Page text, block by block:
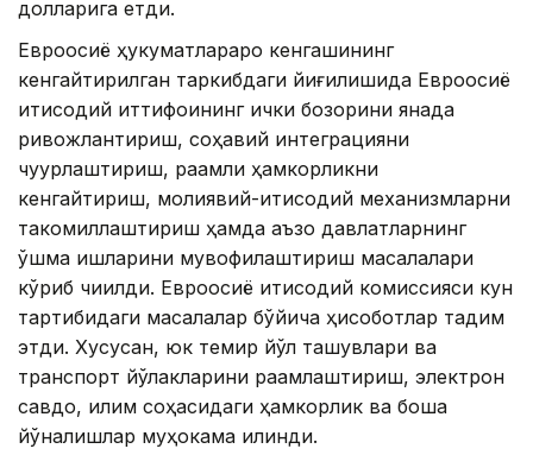
долларига етди.
Евроосиё ҳукуматлараро кенгашининг
кенгайтирилган таркибдаги йиғилишида Евроосиё
иқтисодий иттифоқининг ички бозорини янада
ривожлантириш, соҳавий интеграцияни
чуқурлаштириш, рақамли ҳамкорликни
кенгайтириш, молиявий-иқтисодий механизмларни
такомиллаштириш ҳамда аъзо давлатларнинг
қўшма ишларини мувофиқлаштириш масалалари
кўриб чиқилди. Евроосиё иқтисодий комиссияси кун
тартибидаги масалалар бўйича ҳисоботлар тақдим
этди. Хусусан, юк темир йўл ташувлари ва
транспорт йўлакларини рақамлаштириш, электрон
савдо, иқлим соҳасидаги ҳамкорлик ва бошқа
йўналишлар муҳокама қилинди.